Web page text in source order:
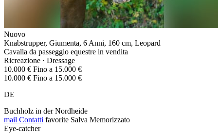
Nuovo
Knabstrupper, Giumenta, 6 Anni, 160 cm, Leopard
Cavalla da passeggio equestre in vendita
Ricreazione · Dressage
10.000 € Fino a 15.000 €
10.000 € Fino a 15.000 €
DE
Buchholz in der Nordheide
mail Contatti favorite Salva Memorizzato
Eye-catcher